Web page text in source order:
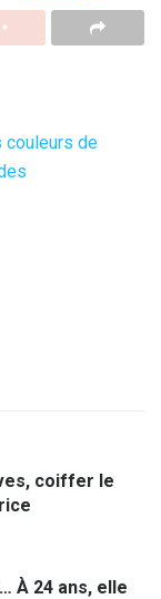
couleurs de
coiffer le
À 24 ans, elle